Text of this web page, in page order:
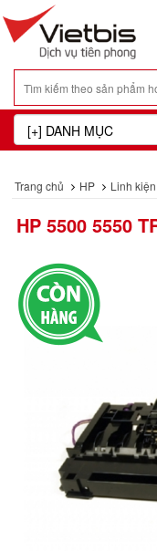
Trang chủ HP Linh
HP 5500 5550